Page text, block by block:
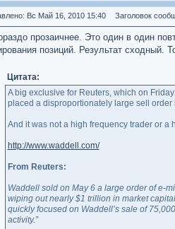
Вс Май 16, 2010 15:40 Заголовок
прозаичнее. Это один в один
позиций. Результат сходный.
Цитата:
A big exclusive for Reuters, which on
placed a disproportionately large sell order
And it was not a high frequency trader or
http://www.waddell.com/
From Reuters:
Waddell sold on May 6 a large order of e-
wiping out nearly $1 trillion in market
quickly focused on Waddell’s sale of
activity.”